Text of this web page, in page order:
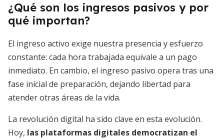
¿Qué son los ingresos pasivos y por
qué importan?
El ingreso activo exige nuestra presencia y esfuerzo
constante: cada hora trabajada equivale a un pago
inmediato. En cambio, el ingreso pasivo opera tras una
fase inicial de preparación, dejando libertad para
atender otras áreas de la vida.
La revolución digital ha sido clave en esta evolución.
Hoy, las plataformas digitales democratizan el